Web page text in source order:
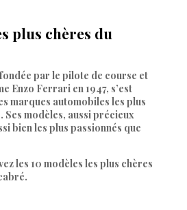
plus chères du
par le pilote de course et
Enzo Ferrari en 1947, s’est
marques automobiles les plus
modèles, aussi précieux
bien les plus passionnés que
les 10 modèles les plus chères